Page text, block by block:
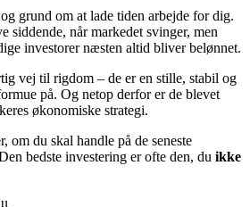
grund om at lade tiden arbejde for dig.
når markedet svinger, men
investorer næsten altid bliver belønnet.
vej til rigdom – de er en stille, stabil og
på. Og netop derfor er de blevet
økonomiske strategi.
om du skal handle på de seneste
bedste investering er ofte den, du ikke